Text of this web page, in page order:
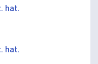
hat.
hat.